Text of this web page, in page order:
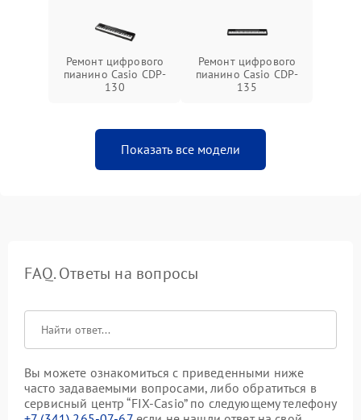
Ремонт цифрового
пианино Casio CDP-
130
Ремонт цифрового
пианино Casio CDP-
135
Показать все модели
FAQ. Ответы на вопросы
Вы можете ознакомиться с приведенными ниже
часто задаваемыми вопросами, либо обратиться в
сервисный центр “FIX-Casio” по следующему телефону